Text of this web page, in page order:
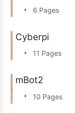
6 Pages
Cyberpi
11 Pages
mBot2
10 Pages